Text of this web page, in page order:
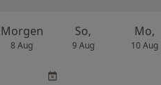
Morgen
8 Aug
So,
9 Aug
Mo,
10 Aug